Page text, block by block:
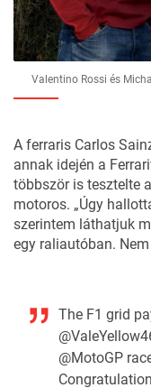
Valentino Rossi és
A ferraris Carlos
annak idején a
többször is tesztelte
motoros. „Úgy
szerintem láthatjuk
egy raliautóban.
The F1 grid
@MotoGP